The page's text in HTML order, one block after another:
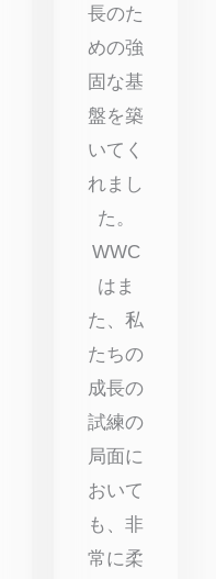
長のた
めの強
固な基
盤を築
いてく
れまし
た。
WWC
はま
た、私
たちの
成長の
試練の
局面に
おいて
も、非
常に柔